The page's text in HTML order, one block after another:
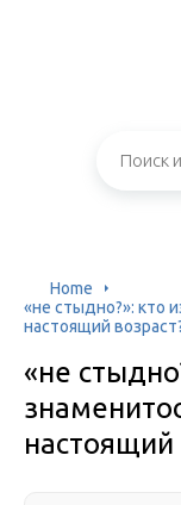
Home
«не стыдно?»: кто
настоящий
«не
настоящий